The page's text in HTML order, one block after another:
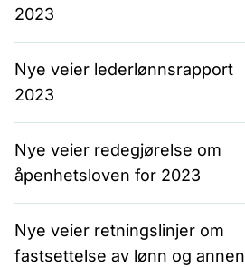
2023
Nye veier lederlønnsrapport
2023
Nye veier redegjørelse om
åpenhetsloven for 2023
Nye veier retningslinjer om
fastsettelse av lønn og annen